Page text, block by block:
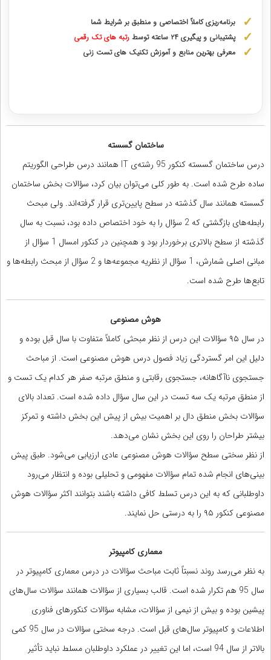
برنامه‌ریزی کاملاً اختصاصی و منطبق بر شرایط شما
پشتیبانی و پیگیری ۲۴ ساعته توسط
رتبه‌ های تک رقمی
معرفی بهترین منابع و آموزش تکنیک های تست زنی
ساختمان گسسته
درس ساختمان گسسته کنکور 95 رشته‌ی IT همانند درس طراحی الگوریتم
ساده طرح شده است. به طور کلی می‌توان بیان کرد، سؤالات بخش ساختمان
گسسته همانند سال گذشته در سطح پایین‌تری قرار گرفته‌اند. ولی مبحث
رابطه‌های بازگشتی که 2 سؤال را به خود اختصاص داده بود، نسبت به سال
گذشته از سطح بالاتری برخوردار بود و همچنین در کنکور امسال 1 سؤال از
مبانی اصلی شمارش، 1 سؤال از نظریه مجموعه‌ها و 2 سؤال از مبحث رابطه‌ها و
تابع‌ها طرح شده است.
هوش مصنوعی
در سال ۹۵ سؤالات این درس از نظر مبحثی کاملاً متفاوت با سال قبل بوده و
دلیل این امر گستردگی زیاد فصول درس هوش مصنوعی است. از مباحث
جستجوی ناآگاهانه، جستجوی رقابتی و منطق مرتبه صفر هر کدام یک تست و
از منطق مرتبه یک سه تست در این سال سؤال داده شده است. تعداد بالای
سؤالات بخش منطق دال بر اهمیت بیش از پیش این بخش داشته و تمرکز
بیشتر طراحان را روی این بخش نشان می‌دهد.
از نظر سختی سطح سؤالات هوش مصنوعی عادی ارزیابی می‌شود. طبق پیش
بینی‌های انجام شده تمام سؤالات مفهومی و تحلیلی بوده و انتظار می‌رود
داوطلبانی که به این درس تسلط کافی داشته باشند بتوانند اکثر سؤالات هوش
مصنوعی کنکور ۹۵ را به درستی حل نمایند.
معماری کامپیوتر
به نظر می‌رسد روند نسبتاً ثابت مباحث سؤالات در درس معماری کامپیوتر در
سال 95 هم تکرار شده است. قالب بسیاری از سؤالات همانند سؤالات سال‌های
پیشین بوده و بیش از نیمی از سؤالات، مشابه سؤالات کنکورهای فناوری
اطلاعات و کامپیوتر سال‌های قبل است. درجه سختی سؤالات در سال 95 کمی
بالاتر از سال 94 است، اما این تغییر در عملکرد داوطلبان مسلط نباید تأثیر